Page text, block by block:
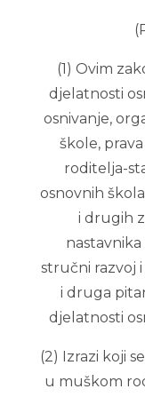
(1) Ovim
djelatnosti
osnivanje,
škole,
roditelja-
osnovnih
i drugih
stručni razvoj
i druga
djelatnosti
(2) Izrazi koji
u muškom